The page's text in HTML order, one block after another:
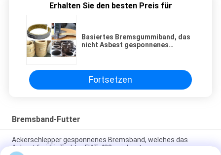
Erhalten Sie den besten Preis für
Basiertes Bremsgummiband, das
nicht Asbest gesponnenes
Fortsetzen
Bremsband-Futter
Ackerschlepper gesponnenes Bremsband, welches das
Asbest frei für Traktor FIAT 480 zeichnet